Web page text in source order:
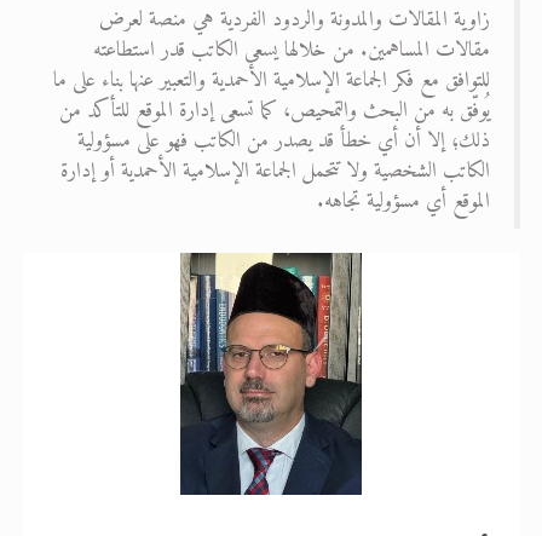
اقرأ هذا الكتاب وتعرّف على حقيقة
الحجّ.. دلالات، حِكم، وأهداف >> المزيد
اقرأ هذا المقال في أهمية عيد
زاوية المقالات والمدونة والردود الفردية هي منصة لعرض
مقالات المساهمين. من خلالها يسعى الكاتب قدر استطاعته
للتوافق مع فكر الجماعة الإسلامية الأحمدية والتعبير عنها بناء على ما
يُوفّق به من البحث والتمحيص، كما تسعى إدارة الموقع للتأكد من
ذلك؛ إلا أن أي خطأ قد يصدر من الكاتب فهو على مسؤولية
الكاتب الشخصية ولا تتحمل الجماعة الإسلامية الأحمدية أو إدارة
الموقع أي مسؤولية تجاهه.